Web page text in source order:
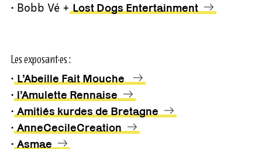
• Bobb Vé + Lost Dogs Entertainment
Les exposant·es :
• L’Abeille Fait Mouche
• l’Amulette Rennaise
• Amitiés kurdes de Bretagne
• AnneCecileCreation
• Asmae